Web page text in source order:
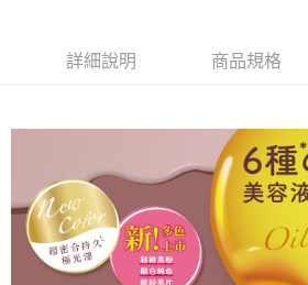
黑貓宅急便
詳細說明 商品規格